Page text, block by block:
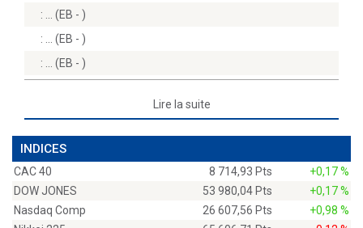
:
(EB - )
:
(EB - )
:
(EB - )
Lire la suite
INDICES
CAC 40 8 714,93 Pts
+0,17 %
DOW JONES
53 980,04 Pts
+0,17 %
Nasdaq Comp
26 607,56 Pts
+0,98 %